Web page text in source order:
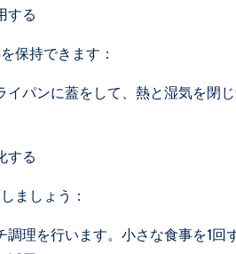
する
保持できます：
イパンに蓋をして、熱と湿気を閉
する
ましょう：
調理を行います。小さな食事を1